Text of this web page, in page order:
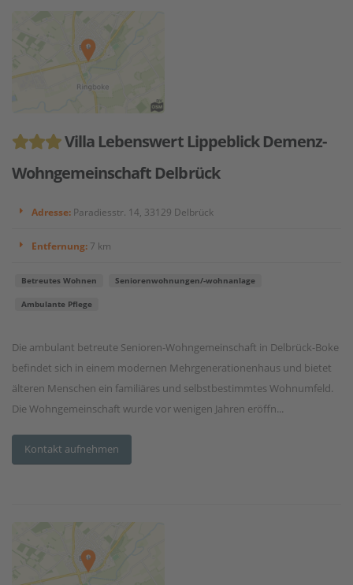
Villa Lebenswert Lippeblick Demenz-
Wohngemeinschaft Delbrück
Adresse: Paradiesstr. 14, 33129 Delbrück
Entfernung: 7 km
Betreutes Wohnen Seniorenwohnungen/-wohnanlage
Ambulante Pflege
Die ambulant betreute Senioren-Wohngemeinschaft in Delbrück-Boke
befindet sich in einem modernen Mehrgenerationenhaus und bietet
älteren Menschen ein familiäres und selbstbestimmtes Wohnumfeld.
Die Wohngemeinschaft wurde vor wenigen Jahren eröffn...
Kontakt aufnehmen